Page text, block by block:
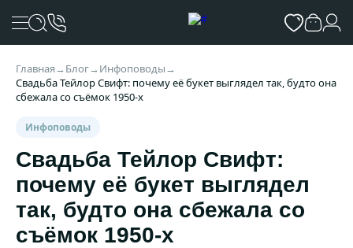
Главная→ Блог→ Инфоповоды→
Свадьба Тейлор Свифт: почему её букет выглядел так, будто она
сбежала со съёмок 1950-х
Инфоповоды
Свадьба Тейлор Свифт:
почему её букет выглядел
так, будто она сбежала со
съёмок 1950-х